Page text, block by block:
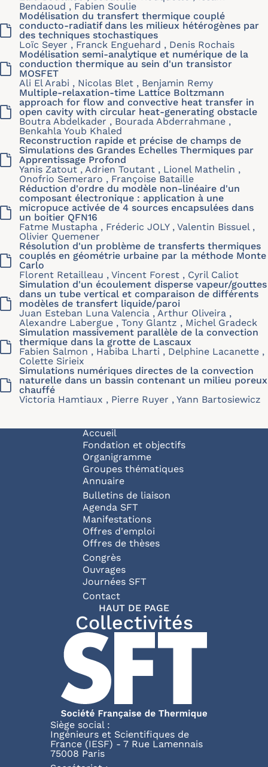
Bendaoud , Fabien Soulie
Modélisation du transfert thermique couplé
conducto-radiatif dans les milieux hétérogènes par
des techniques stochastiques
Loïc Seyer , Franck Enguehard , Denis Rochais
Modélisation semi-analytique et numérique de la
conduction thermique au sein d'un transistor
MOSFET
Ali El Arabi , Nicolas Blet , Benjamin Remy
Multiple-relaxation-time Lattice Boltzmann
approach for flow and convective heat transfer in
open cavity with circular heat-generating obstacle
Boutra Abdelkader , Bourada Abderrahmane ,
Benkahla Youb Khaled
Reconstruction rapide et précise de champs de
Simulations des Grandes Echelles Thermiques par
Apprentissage Profond
Yanis Zatout , Adrien Toutant , Lionel Mathelin ,
Onofrio Semeraro , Françoise Bataille
Réduction d'ordre du modèle non-linéaire d'un
composant électronique : application à une
micropuce activée de 4 sources encapsulées dans
un boitier QFN16
Fatme Mustapha , Fréderic JOLY , Valentin Bissuel ,
Olivier Quemener
Résolution d'un problème de transferts thermiques
couplés en géométrie urbaine par la méthode Monte
Carlo
Florent Retailleau , Vincent Forest , Cyril Caliot
Simulation d'un écoulement disperse vapeur/gouttes
dans un tube vertical et comparaison de différents
modèles de transfert liquide/paroi
Juan Esteban Luna Valencia , Arthur Oliveira ,
Alexandre Labergue , Tony Glantz , Michel Gradeck
Simulation massivement parallèle de la convection
thermique dans la grotte de Lascaux
Fabien Salmon , Habiba Lharti , Delphine Lacanette ,
Colette Sirieix
Simulations numériques directes de la convection
naturelle dans un bassin contenant un milieu poreux
chauffé
Victoria Hamtiaux , Pierre Ruyer , Yann Bartosiewicz
Navigation principale
Accueil
Fondation et objectifs
Organigramme
Groupes thématiques
Annuaire
Bulletins de liaison
Agenda SFT
Manifestations
Offres d'emploi
Offres de thèses
Congrès
Ouvrages
Journées SFT
Pied de page
Contact
HAUT DE PAGE
Collectivités
Siège social :
Ingénieurs et Scientifiques de
France (IESF) - 7 Rue Lamennais
75008 Paris